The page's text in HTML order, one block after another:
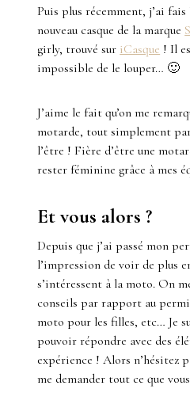
Puis plus récemment, j’ai fais
nouveau casque de la marque
girly, trouvé sur iCasque ! Il
impossible de le louper… 🙂
J’aime le fait qu’on me
motarde, tout simplement
l’être ! Fière d’être une
rester féminine grâce à mes
Et vous alors ?
Depuis que j’ai passé mon
l’impression de voir de plus
s’intéressent à la moto. On
conseils par rapport au
moto pour les filles, etc… Je
pouvoir répondre avec des
expérience ! Alors n’hésitez
me demander tout ce que